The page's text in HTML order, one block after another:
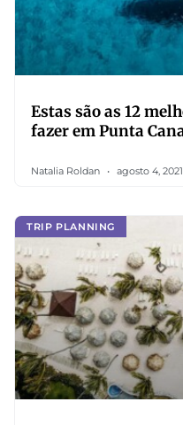
Estas são as 12
fazer em Punta
Natalia Roldan agosto 4, 2021
TRIP PLANNING